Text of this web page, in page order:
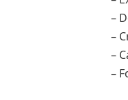
–
–
–
–